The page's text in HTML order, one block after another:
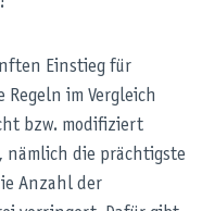
Einstieg für
im Vergleich
bzw. modifiziert
nämlich die prächtigste
Anzahl der